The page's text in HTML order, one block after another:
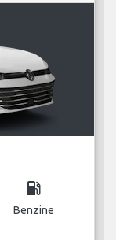
local_gas_station
Benzine